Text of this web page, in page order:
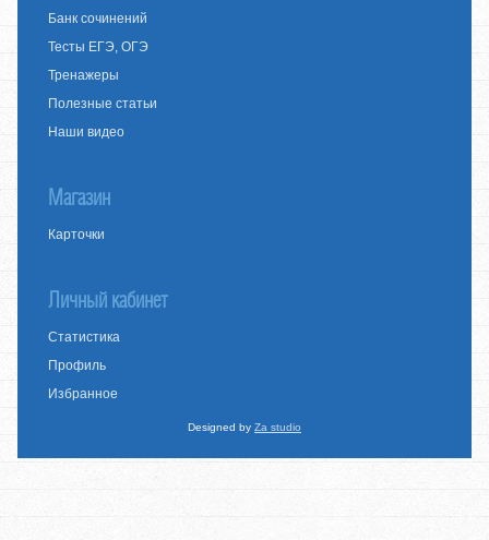
Банк сочинений
Тесты ЕГЭ, ОГЭ
Тренажеры
Полезные статьи
Наши видео
Магазин
Карточки
Личный кабинет
Статистика
Профиль
Избранное
Designed by Za studio